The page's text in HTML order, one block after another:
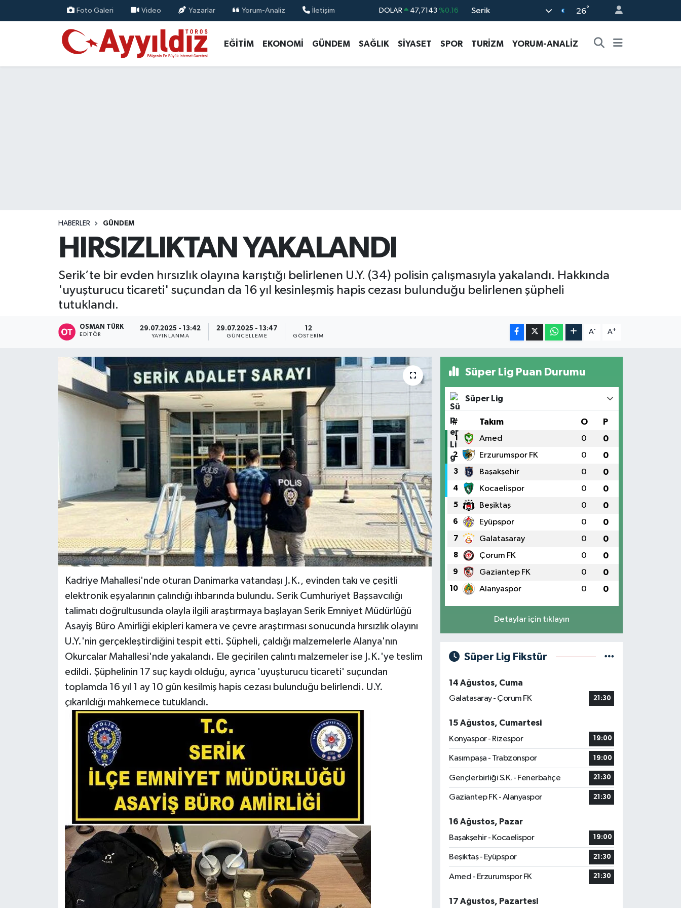
Foto Galeri Video Yazarlar Yorum-Analiz İletişim DOLAR 47,7143 %0.16
STERLİN 64,2463 %0.07
GRAM ALTIN 6510.40 %0.45
Serik 26°
EĞİTİM EKONOMİ GÜNDEM SAĞLIK SİYASET SPOR TURİZM YORUM-ANALİZ
HABERLER GÜNDEM
HIRSIZLIKTAN YAKALANDI
Serik’te bir evden hırsızlık olayına karıştığı belirlenen U.Y. (34) polisin çalışmasıyla yakalandı. Hakkında
'uyuşturucu ticareti' suçundan da 16 yıl kesinleşmiş hapis cezası bulunduğu belirlenen şüpheli
tutuklandı.
OSMAN TÜRK
EDITÖR
29.07.2025 - 13:42
YAYINLANMA
29.07.2025 - 13:47
GÜNCELLEME
12
GÖSTERIM
A- A+
Kadriye Mahallesi'nde oturan Danimarka vatandaşı J.K., evinden takı ve çeşitli
elektronik eşyalarının çalındığı ihbarında bulundu. Serik Cumhuriyet Başsavcılığı
talimatı doğrultusunda olayla ilgili araştırmaya başlayan Serik Emniyet Müdürlüğü
Asayiş Büro Amirliği ekipleri kamera ve çevre araştırması sonucunda hırsızlık olayını
U.Y.'nin gerçekleştirdiğini tespit etti. Şüpheli, çaldığı malzemelerle Alanya'nın
Okurcalar Mahallesi'nde yakalandı. Ele geçirilen çalıntı malzemeler ise J.K.'ye teslim
edildi. Şüphelinin 17 suç kaydı olduğu, ayrıca 'uyuşturucu ticareti' suçundan
toplamda 16 yıl 1 ay 10 gün kesilmiş hapis cezası bulunduğu belirlendi. U.Y.
çıkarıldığı mahkemece tutuklandı.
Süper Lig Puan Durumu
Süper Lig
# Takım O P
1 Amed 0 0
2 Erzurumspor FK 0 0
3 Başakşehir 0 0
4 Kocaelispor 0 0
5 Beşiktaş 0 0
6 Eyüpspor 0 0
7 Galatasaray 0 0
8 Çorum FK 0 0
9 Gaziantep FK 0 0
10 Alanyaspor 0 0
Detaylar için tıklayın
Süper Lig Fikstür
14 Ağustos, Cuma
Galatasaray - Çorum FK
21:30
15 Ağustos, Cumartesi
Konyaspor - Rizespor
19:00
Kasımpaşa - Trabzonspor 19:00
Gençlerbirliği S.K. - Fenerbahçe 21:30
Gaziantep FK - Alanyaspor 21:30
16 Ağustos, Pazar
Başakşehir - Kocaelispor
19:00
Beşiktaş - Eyüpspor 21:30
Amed - Erzurumspor FK 21:30
17 Ağustos, Pazartesi